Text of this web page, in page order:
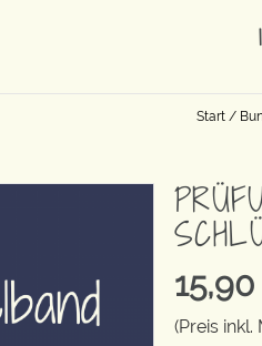
Start /
15,90
(Preis inkl.